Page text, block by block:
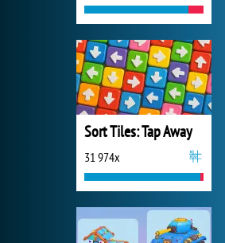
Sort Tiles: Tap Away
31 974x